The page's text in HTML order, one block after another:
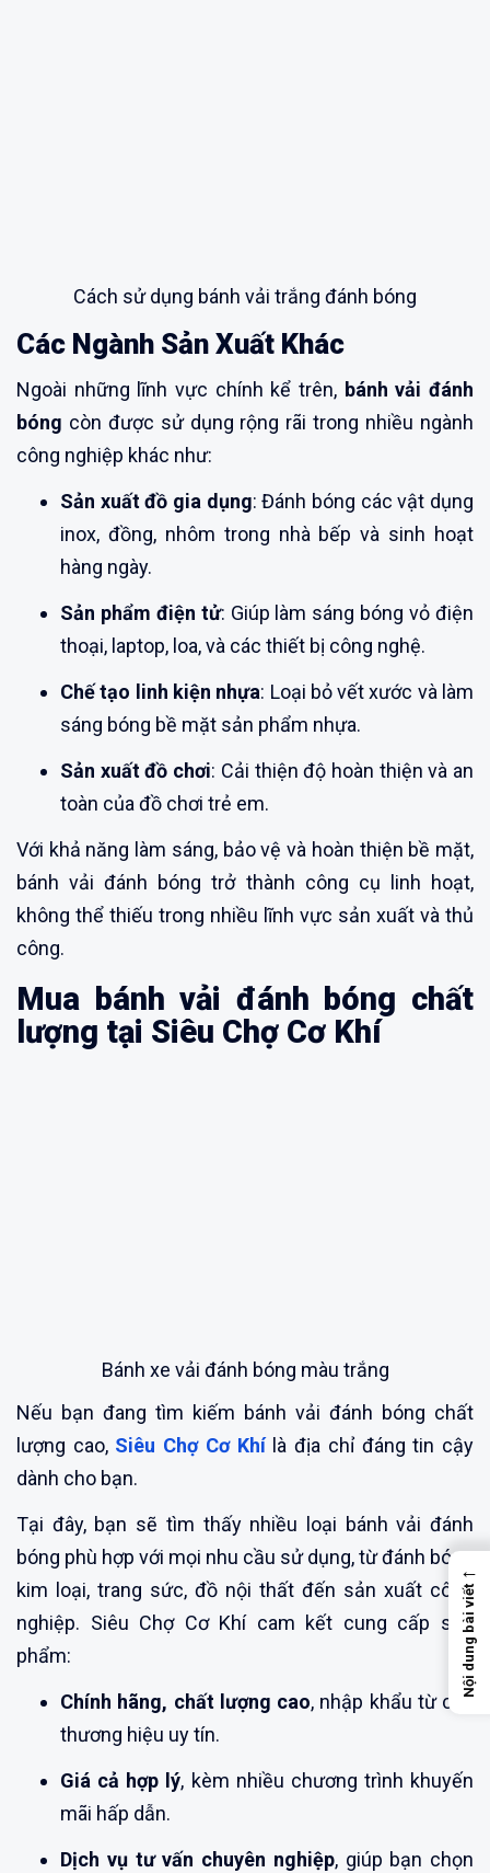
Cách sử dụng bánh vải trắng đánh bóng
Các Ngành Sản Xuất Khác
Ngoài những lĩnh vực chính kể trên, bánh vải đánh
bóng còn được sử dụng rộng rãi trong nhiều ngành
công nghiệp khác như:
Sản xuất đồ gia dụng: Đánh bóng các vật dụng
inox, đồng, nhôm trong nhà bếp và sinh hoạt
hàng ngày.
Sản phẩm điện tử: Giúp làm sáng bóng vỏ điện
thoại, laptop, loa, và các thiết bị công nghệ.
Chế tạo linh kiện nhựa: Loại bỏ vết xước và làm
sáng bóng bề mặt sản phẩm nhựa.
Sản xuất đồ chơi: Cải thiện độ hoàn thiện và an
toàn của đồ chơi trẻ em.
Với khả năng làm sáng, bảo vệ và hoàn thiện bề mặt,
bánh vải đánh bóng trở thành công cụ linh hoạt,
không thể thiếu trong nhiều lĩnh vực sản xuất và thủ
công.
Mua bánh vải đánh bóng chất
lượng tại Siêu Chợ Cơ Khí
Bánh xe vải đánh bóng màu trắng
Nếu bạn đang tìm kiếm bánh vải đánh bóng chất
lượng cao, Siêu Chợ Cơ Khílà địa chỉ đáng tin cậy
dành cho bạn.
Tại đây, bạn sẽ tìm thấy nhiều loại bánh vải đánh
bóng phù hợp với mọi nhu cầu sử dụng, từ đánh bóng
kim loại, trang sức, đồ nội thất đến sản xuất công
nghiệp. Siêu Chợ Cơ Khí cam kết cung cấp sản
phẩm:
Chính hãng, chất lượng cao, nhập khẩu từ các
thương hiệu uy tín.
Giá cả hợp lý, kèm nhiều chương trình khuyến
mãi hấp dẫn.
Dịch vụ tư vấn chuyên nghiệp, giúp bạn chọn
←
Nội dung bài viết